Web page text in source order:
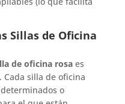
Sillas de Oficina
de oficina rosaes
silla de oficina
o